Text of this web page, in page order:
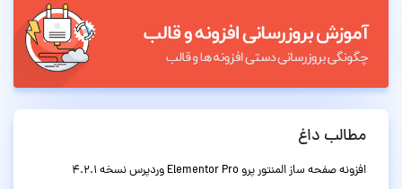
مطالب داغ
افزونه صفحه ساز المنتور پرو Elementor Pro وردپرس نسخه 4.2.1